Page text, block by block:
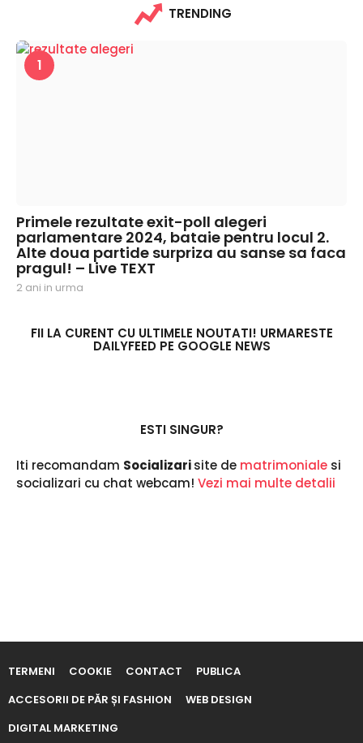
TRENDING
1
Primele rezultate exit-poll alegeri
parlamentare 2024, bataie pentru locul 2.
Alte doua partide surpriza au sanse sa faca
pragul! – Live TEXT
2 ani in urma
i
FII LA CURENT CU ULTIMELE NOUTATI! URMARESTE
DAILYFEED PE GOOGLE NEWS
ESTI SINGUR?
Iti recomandam Socializarisite de matrimoniale si
socializari cu chat webcam! Vezi mai multe detalii
TERMENI COOKIE CONTACT
PUBLICA
ACCESORII DE PĂR ȘI FASHION
WEB DESIGN
DIGITAL MARKETING